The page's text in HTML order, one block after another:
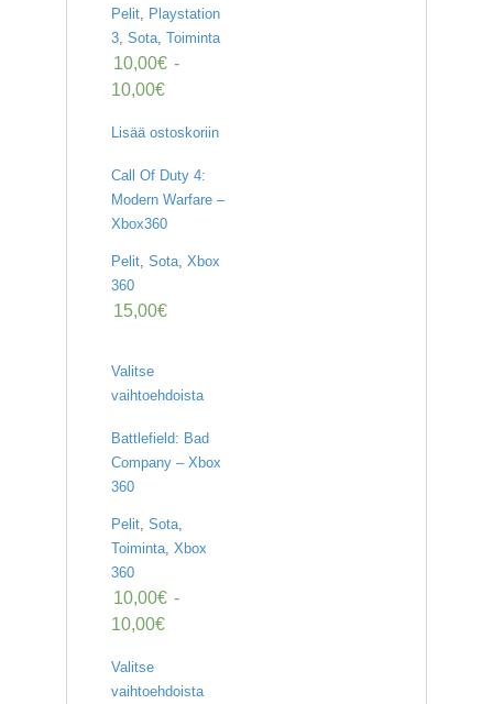
Pelit, Playstation
3, Sota, Toiminta
10,00€ -
10,00€
Lisää ostoskoriin
Call Of Duty 4:
Modern Warfare –
Xbox360
Pelit, Sota, Xbox
360
15,00€
Valitse
vaihtoehdoista
Battlefield: Bad
Company – Xbox
360
Pelit, Sota,
Toiminta, Xbox
360
10,00€ -
10,00€
Valitse
vaihtoehdoista